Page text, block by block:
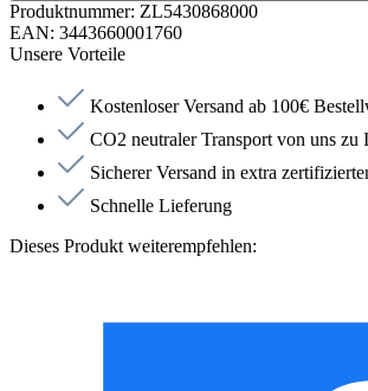
Produktnummer: ZL5430868000
EAN: 3443660001760
Unsere Vorteile
Kostenloser Versand ab 100€
CO2 neutraler Transport von uns zu
Sicherer Versand in extra
Schnelle Lieferung
Dieses Produkt weiterempfehlen: